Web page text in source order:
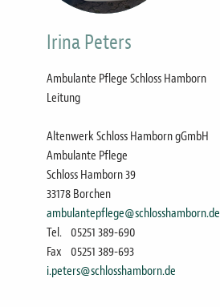
Irina Peters
Ambulante Pflege Schloss Hamborn
Leitung
Altenwerk Schloss Hamborn gGmbH
Ambulante Pflege
Schloss Hamborn 39
33178 Borchen
ambulantepflege@schlosshamborn.de
Tel.
05251 389-690
Fax
05251 389-693
i.peters@schlosshamborn.de